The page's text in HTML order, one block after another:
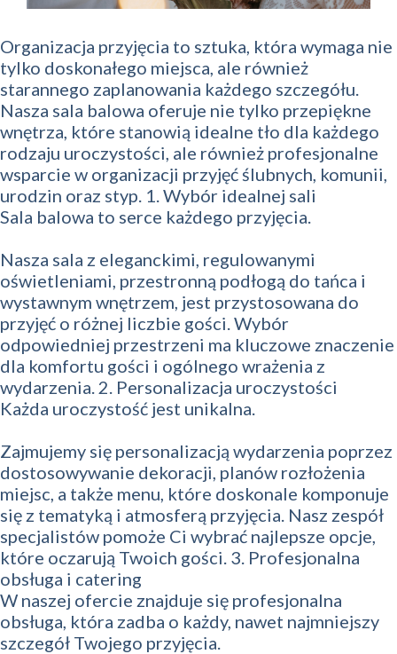
Organizacja przyjęcia to sztuka, która wymaga nie
tylko doskonałego miejsca, ale również
starannego zaplanowania każdego szczegółu.
Nasza sala balowa oferuje nie tylko przepiękne
wnętrza, które stanowią idealne tło dla każdego
rodzaju uroczystości, ale również profesjonalne
wsparcie w organizacji przyjęć ślubnych, komunii,
urodzin oraz styp. 1. Wybór idealnej sali
Sala balowa to serce każdego przyjęcia.
Nasza sala z eleganckimi, regulowanymi
oświetleniami, przestronną podłogą do tańca i
wystawnym wnętrzem, jest przystosowana do
przyjęć o różnej liczbie gości. Wybór
odpowiedniej przestrzeni ma kluczowe znaczenie
dla komfortu gości i ogólnego wrażenia z
wydarzenia. 2. Personalizacja uroczystości
Każda uroczystość jest unikalna.
Zajmujemy się personalizacją wydarzenia poprzez
dostosowywanie dekoracji, planów rozłożenia
miejsc, a także menu, które doskonale komponuje
się z tematyką i atmosferą przyjęcia. Nasz zespół
specjalistów pomoże Ci wybrać najlepsze opcje,
które oczarują Twoich gości. 3. Profesjonalna
obsługa i catering
W naszej ofercie znajduje się profesjonalna
obsługa, która zadba o każdy, nawet najmniejszy
szczegół Twojego przyjęcia.